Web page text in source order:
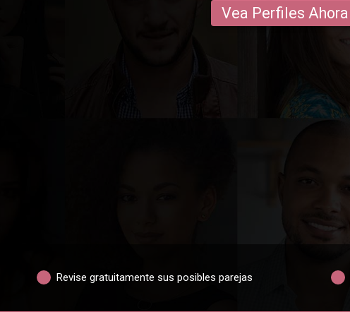
Vea Perfiles Ahora
Revise gratuitamente sus posibles parejas